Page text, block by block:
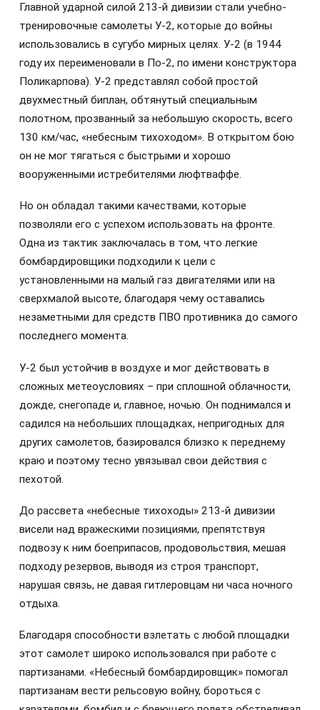
Главной ударной силой 213-й дивизии стали учебно-
тренировочные самолеты У-2, которые до войны
использовались в сугубо мирных целях. У-2 (в 1944
году их переименовали в По-2, по имени конструктора
Поликарпова). У-2 представлял собой простой
двухместный биплан, обтянутый специальным
полотном, прозванный за небольшую скорость, всего
130 км/час, «небесным тихоходом». В открытом бою
он не мог тягаться с быстрыми и хорошо
вооруженными истребителями люфтваффе.
Но он обладал такими качествами, которые
позволяли его с успехом использовать на фронте.
Одна из тактик заключалась в том, что легкие
бомбардировщики подходили к цели с
установленными на малый газ двигателями или на
сверхмалой высоте, благодаря чему оставались
незаметными для средств ПВО противника до самого
последнего момента.
У-2 был устойчив в воздухе и мог действовать в
сложных метеоусловиях – при сплошной облачности,
дожде, снегопаде и, главное, ночью. Он поднимался и
садился на небольших площадках, непригодных для
других самолетов, базировался близко к переднему
краю и поэтому тесно увязывал свои действия с
пехотой.
До рассвета «небесные тихоходы» 213-й дивизии
висели над вражескими позициями, препятствуя
подвозу к ним боеприпасов, продовольствия, мешая
подходу резервов, выводя из строя транспорт,
нарушая связь, не давая гитлеровцам ни часа ночного
отдыха.
Благодаря способности взлетать с любой площадки
этот самолет широко использовался при работе с
партизанами. «Небесный бомбардировщик» помогал
партизанам вести рельсовую войну, бороться с